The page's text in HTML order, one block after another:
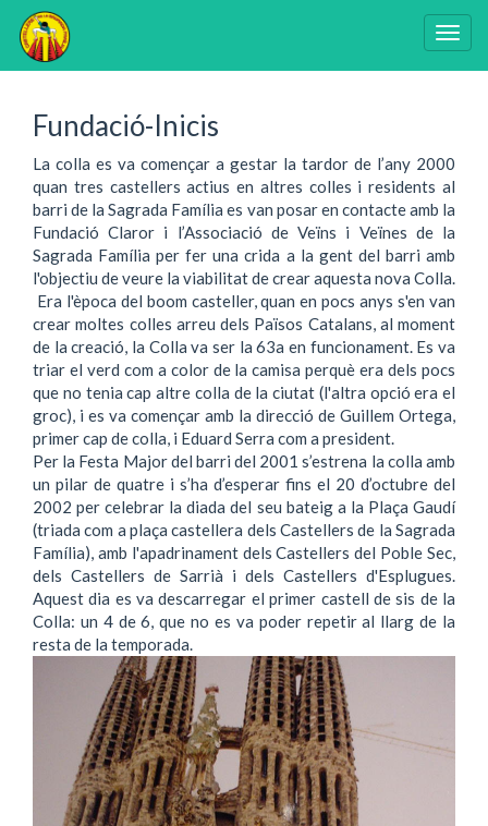
contingut
Fundació-Inicis
La colla es va començar a gestar la tardor de l’any 2000
quan tres castellers actius en altres colles i residents al
barri de la Sagrada Família es van posar en contacte amb la
Fundació Claror i l’Associació de Veïns i Veïnes de la
Sagrada Família per fer una crida a la gent del barri amb
l'objectiu de veure la viabilitat de crear aquesta nova Colla.
Era l'època del boom casteller, quan en pocs anys s'en van
crear moltes colles arreu dels Països Catalans, al moment
de la creació, la Colla va ser la 63a en funcionament. Es va
triar el verd com a color de la camisa perquè era dels pocs
que no tenia cap altre colla de la ciutat (l'altra opció era el
groc), i es va començar amb la direcció de Guillem Ortega,
primer cap de colla, i Eduard Serra com a president.
Per la Festa Major del barri del 2001 s’estrena la colla amb
un pilar de quatre i s’ha d’esperar fins el 20 d’octubre del
2002 per celebrar la diada del seu bateig a la Plaça Gaudí
(triada com a plaça castellera dels Castellers de la Sagrada
Família), amb l'apadrinament dels Castellers del Poble Sec,
dels Castellers de Sarrià i dels Castellers d'Esplugues.
Aquest dia es va descarregar el primer castell de sis de la
Colla: un 4 de 6, que no es va poder repetir al llarg de la
resta de la temporada.